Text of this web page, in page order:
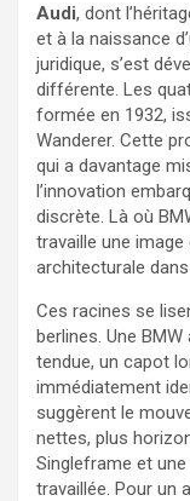
Audi, dont
et à la naissance
juridique, s’est
différente. Les
formée en 1932,
Wanderer. Cette
qui a davantage
l’innovation
discrète. Là où
travaille une image
architecturale
Ces racines se
berlines. Une
tendue, un capot
immédiatement
suggèrent le
nettes, plus
Singleframe et
travaillée. Pour un